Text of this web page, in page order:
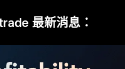
最新消息：